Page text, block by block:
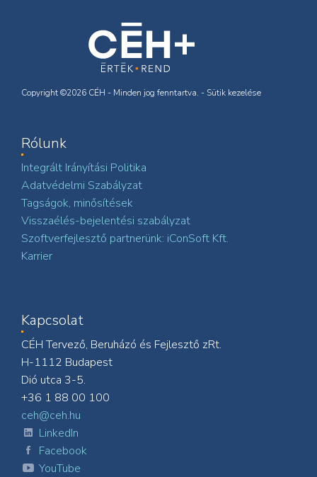
Copyright ©2026 CÉH - Minden jog fenntartva. - Sütik kezelése
Rólunk
Integrált Irányítási Politika
Adatvédelmi Szabályzat
Tagságok, minősítések
Visszaélés-bejelentési szabályzat
Szoftverfejlesztő partnerünk: iConSoft Kft.
Karrier
Kapcsolat
CÉH Tervező, Beruházó és Fejlesztő zRt.
H-1112 Budapest
Dió utca 3-5.
+36 1 88 00 100
ceh@ceh.hu
LinkedIn
Facebook
YouTube